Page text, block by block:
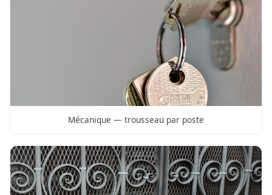
Mécanique — trousseau par poste